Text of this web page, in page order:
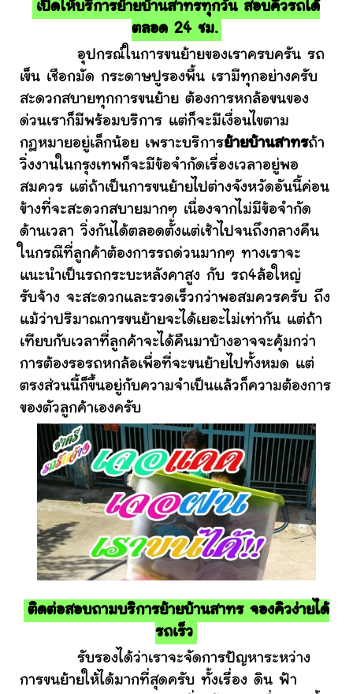
เปิดให้บริการย้ายบ้านสาทรทุกวัน สอบคิวรถได้
ตลอด 24 ชม.
อุปกรณ์ในการขนย้ายของเราครบครัน รถ
เข็น เชือกมัด กระดาษปูรองพื้น เรามีทุกอย่างครับ
สะดวกสบายทุกการขนย้าย ต้องการหกล้อขนของ
ด่วนเราก็มีพร้อมบริการ แต่ก็จะมีเงื่อนไขตาม
กฎหมายอยู่เล็กน้อย เพราะบริการย้ายบ้านสาทรถ้า
วิ่งงานในกรุงเทพก็จะมีข้อจำกัดเรื่องเวลาอยู่พอ
สมควร แต่ถ้าเป็นการขนย้ายไปต่างจังหวัดอันนี้ค่อน
ข้างที่จะสะดวกสบายมากๆ เนื่องจากไม่มีข้อจำกัด
ด้านเวลา วิ่งกันได้ตลอดตั้งแต่เช้าไปจนถึงกลางคืน
ในกรณีที่ลูกค้าต้องการรถด่วนมากๆ ทางเราจะ
แนะนำเป็นรถกระบะหลังคาสูง กับ รถ4ล้อใหญ่
รับจ้าง จะสะดวกและรวดเร็วกว่าพอสมควรครับ ถึง
แม้ว่าปริมาณการขนย้ายจะได้เยอะไม่เท่ากัน แต่ถ้า
เทียบกับเวลาที่ลูกค้าจะได้คืนมาบ้างอาจจะคุ้มกว่า
การต้องรอรถหกล้อเพื่อที่จะขนย้ายไปทั้งหมด แต่
ตรงส่วนนี้ก็ขึ้นอยู่กับความจำเป็นแล้วก็ความต้องการ
ของตัวลูกค้าเองครับ
ติดต่อสอบถามบริการย้ายบ้านสาทร จองคิวง่ายได้
รถเร็ว
รับรองได้ว่าเราจะจัดการปัญหาระหว่าง
การขนย้ายให้ได้มากที่สุดครับ ทั้งเรื่อง ดิน ฟ้า